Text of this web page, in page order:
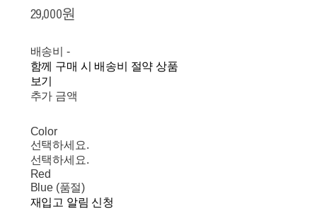
29,000원
배송비 -
함께 구매 시 배송비 절약 상품
보기
추가 금액
Color
선택하세요.
선택하세요.
Red
Blue (품절)
재입고 알림 신청